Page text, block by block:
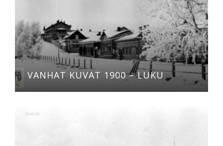
VANHAT KUVAT 1900 – LUKU